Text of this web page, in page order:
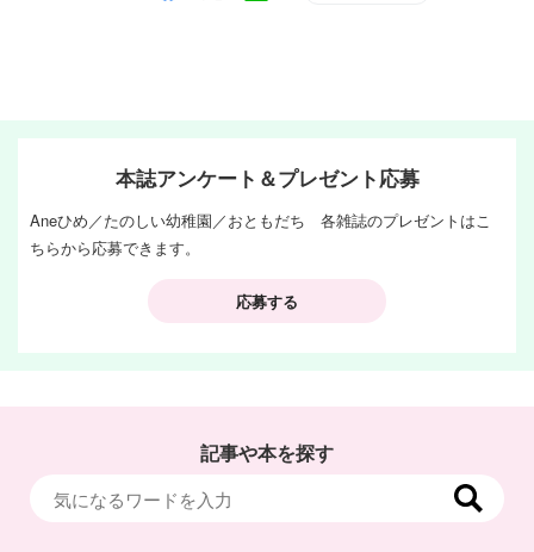
本誌アンケート＆プレゼント応募
Aneひめ／たのしい幼稚園／おともだち 各雑誌のプレゼントはこ
ちらから応募できます。
応募する
記事や本を探す